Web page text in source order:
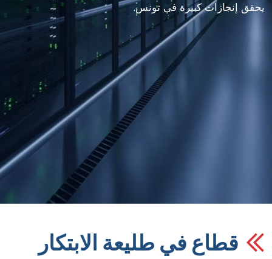
إنجازات كبيرة في تونس.
قطاع في طليعة الابتكار